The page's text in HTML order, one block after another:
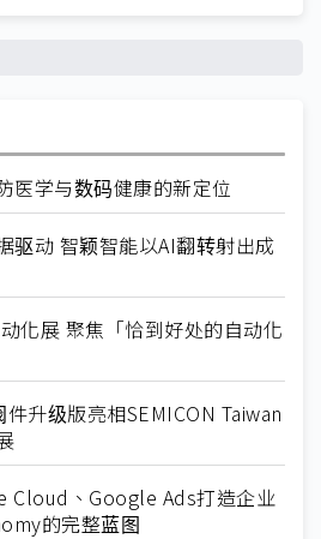
医学与数码健康的新定位
驱动 智颖智能以AI翻转射出成
化展 聚焦「恰到好处的自动化
升级版亮相SEMICON Taiwan
Cloud、Google Ads打造企业
的完整蓝图